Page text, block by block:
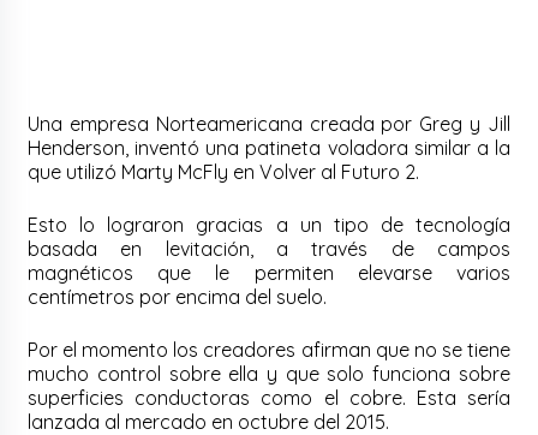
Una empresa Norteamericana creada por Greg y Jill
Henderson, inventó una patineta voladora similar a la
que utilizó Marty McFly en Volver al Futuro 2.
Esto lo lograron gracias a un tipo de tecnología
basada en levitación, a través de campos
magnéticos que le permiten elevarse varios
centímetros por encima del suelo.
Por el momento los creadores afirman que no se tiene
mucho control sobre ella y que solo funciona sobre
superficies conductoras como el cobre. Esta sería
lanzada al mercado en octubre del 2015.